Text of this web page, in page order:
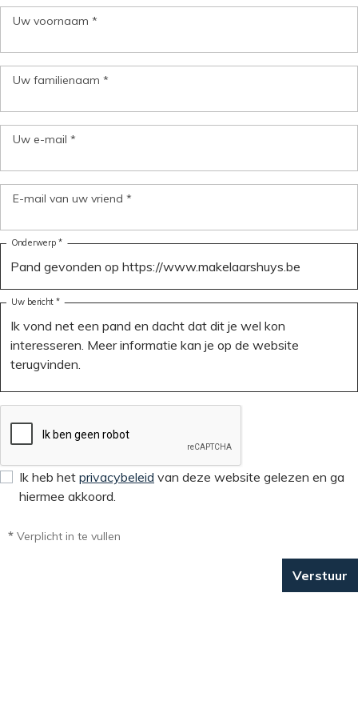
Uw voornaam *
Uw familienaam *
Uw e-mail *
E-mail van uw vriend *
Onderwerp *
Uw bericht *
Ik heb het privacybeleid van deze website gelezen en ga
hiermee akkoord.
* Verplicht in te vullen
Verstuur